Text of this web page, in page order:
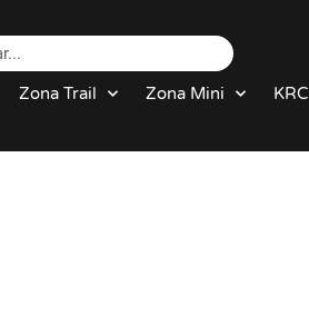
Zona Trail Zona Mini KRC